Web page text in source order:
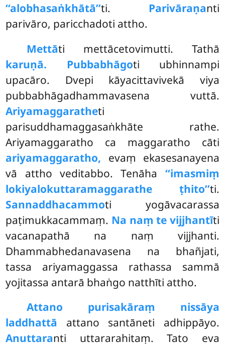
‘‘alobhasaṅkhātā’’ti. Parivāraṇanti
parivāro, paricchadoti attho.
Mettāti mettācetovimutti. Tathā
karuṇā. Pubbabhāgoti ubhinnampi
upacāro. Dvepi kāyacittavivekā viya
pubbabhāgadhammavasena vuttā.
Ariyamaggaratheti
parisuddhamaggasaṅkhāte rathe.
Ariyamaggaratho ca maggaratho cāti
ariyamaggaratho, evaṃ ekasesanayena
vā attho veditabbo. Tenāha ‘‘imasmiṃ
lokiyalokuttaramaggarathe ṭhito’’ti.
Sannaddhacammoti yogāvacarassa
paṭimukkacammaṃ. Na naṃ te vijjhantīti
vacanapathā na naṃ vijjhanti.
Dhammabhedanavasena na bhañjati,
tassa ariyamaggassa rathassa sammā
yojitassa antarā bhaṅgo natthīti attho.
Attano purisakāraṃ nissāya
laddhattā attano santāneti adhippāyo.
Anuttaranti uttararahitaṃ. Tato eva